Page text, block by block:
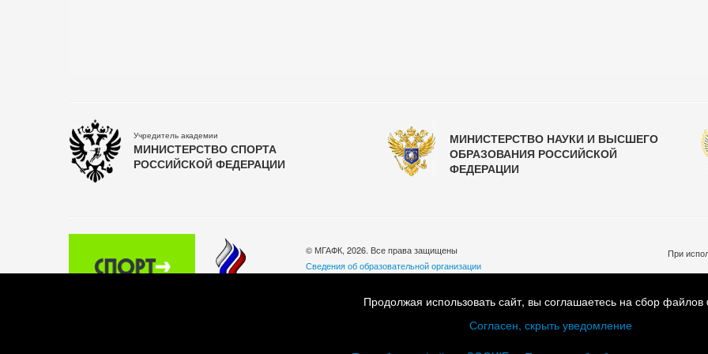
Продолжая использовать сайт, вы соглашаетесь на сбор файлов
Согласен, скрыть уведомление
Учредитель академии
МИНИСТЕРСТВО СПОРТА
РОССИЙСКОЙ ФЕДЕРАЦИИ
МИНИСТЕРСТВО НАУКИ И ВЫСШЕГО
ОБРАЗОВАНИЯ РОССИЙСКОЙ
ФЕДЕРАЦИИ
© МГАФК, 2026. Все права защищены
Сведения об образовательной организации
140032, Московская обл., Люберецкий р-н, пос. Малаховка, ул. Шоссейная, д.33
Часы работы: пн-пт с 9:00 до 18:00, обед с 13:00 до 14:00
При